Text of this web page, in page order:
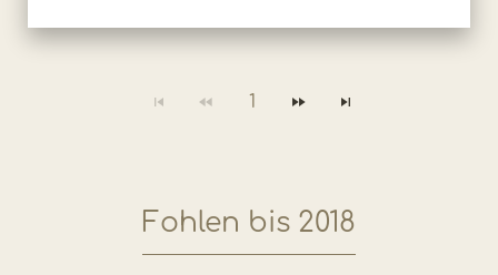
1
Fohlen bis 2018